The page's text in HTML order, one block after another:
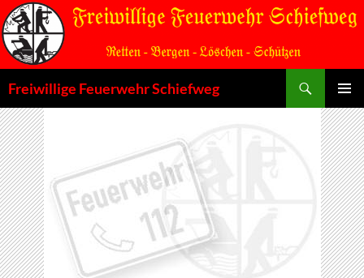
Zum
Inhalt
springen
Freiwillige Feuerwehr Schiefweg
MENÜ